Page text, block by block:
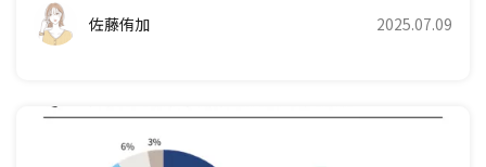
佐藤侑加 2025.07.09